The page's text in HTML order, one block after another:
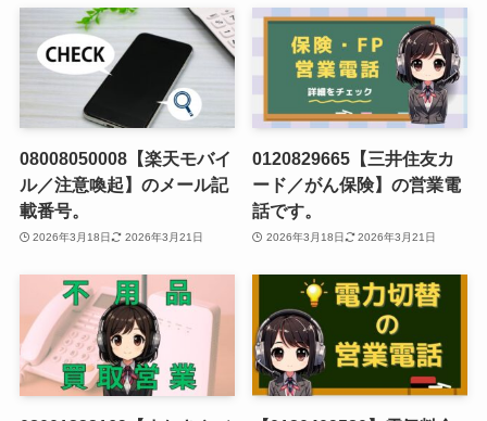
08008050008【楽天モバイ
ル／注意喚起】のメール記
載番号。
2026年3月18日 2026年3月21日
0120829665【三井住友カ
ード／がん保険】の営業電
話です。
2026年3月18日 2026年3月21日